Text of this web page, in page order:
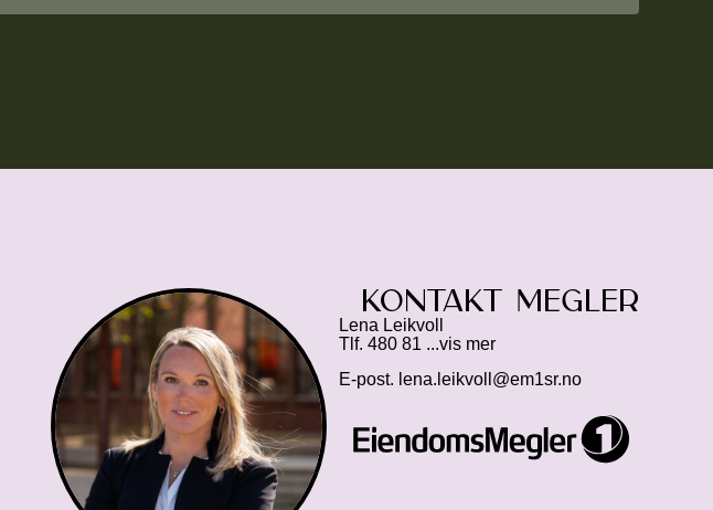
Kontakt megler
Lena Leikvoll
Tlf. 480 81 ...vis mer
E-post. lena.leikvoll@em1sr.no